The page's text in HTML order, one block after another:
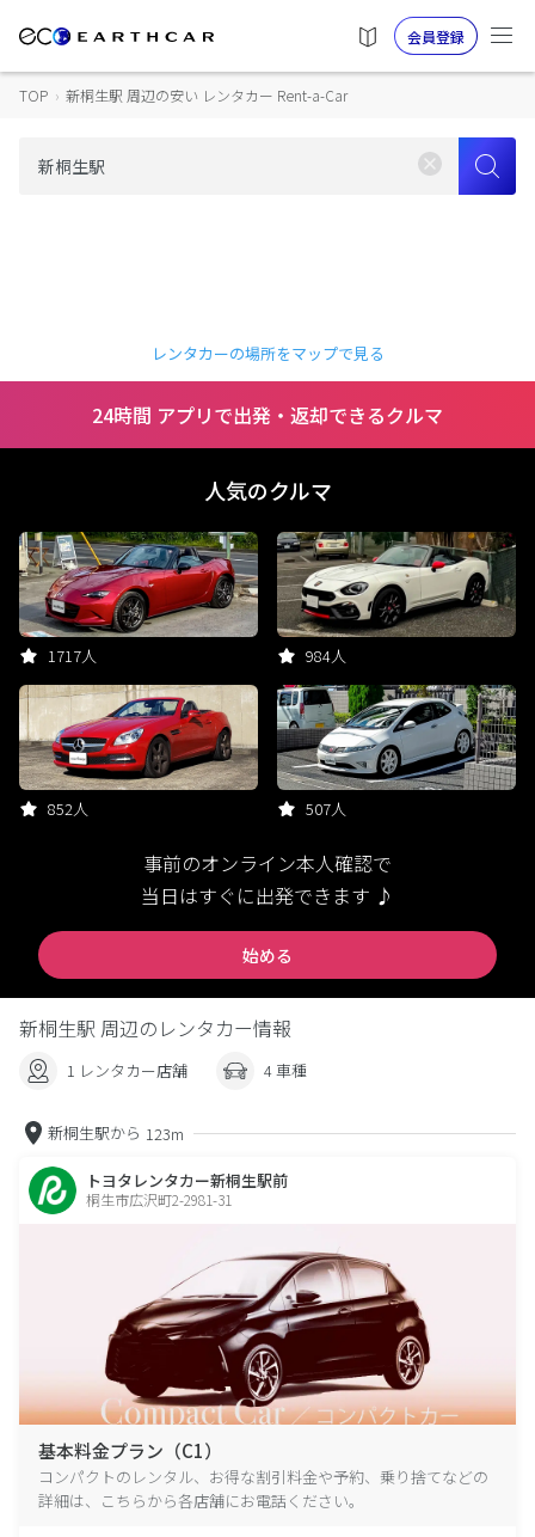
会員登録
TOP › 新桐生駅 周辺の安い レンタカー Rent-a-Car
レンタカーの場所をマップで見る
24時間 アプリで出発・返却できるクルマ
人気のクルマ
1717人 984人
852人 507人
事前のオンライン本人確認で
当日はすぐに出発できます ♪
始める
新桐生駅 周辺のレンタカー情報
1 レンタカー店舗 4 車種
新桐生駅から 123m
トヨタレンタカー新桐生駅前
桐生市広沢町2-2981-31
基本料金プラン（C1）
コンパクトのレンタル、お得な割引料金や予約、乗り捨てなどの
詳細は、こちらから各店舗にお電話ください。